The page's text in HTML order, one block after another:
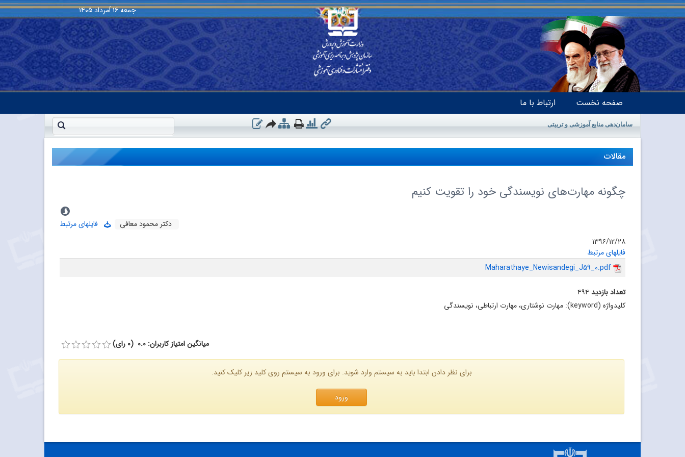
جمعه۱۶ اَمرداد ۱۴۰۵
صفحه نخست ارتباط با ما
سامان‌دهی منابع آموزشی و تربیتی
مقالات
چگونه مهارت‌های نویسندگی خود را تقویت کنیم
دکتر محمود معافی
فایلهای مرتبط
۱۳۹۶/۱۲/۲۸
فایلهای مرتبط
Maharathaye_Newisandegi_J59_0.pdf
تعداد بازدید ۴۹۴
کلیدواژه (keyword):
مهارت‌ نوشتاری، مهارت ارتباطی، نویسندگی
میانگین امتیاز کاربران: 0.0 (0 رای)
برای نظر دادن ابتدا باید به سیستم وارد شوید. برای ورود به سیستم روی کلید زیر کلیک کنید.
ورود